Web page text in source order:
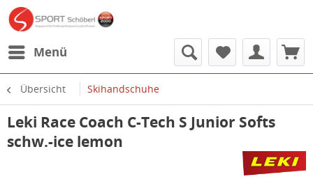
Menü
Übersicht Skihandschuhe
Leki Race Coach C-Tech S Junior Softs
schw.-ice lemon